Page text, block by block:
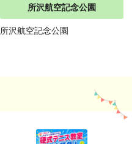
所沢航空記念公園
所沢航空記念公園